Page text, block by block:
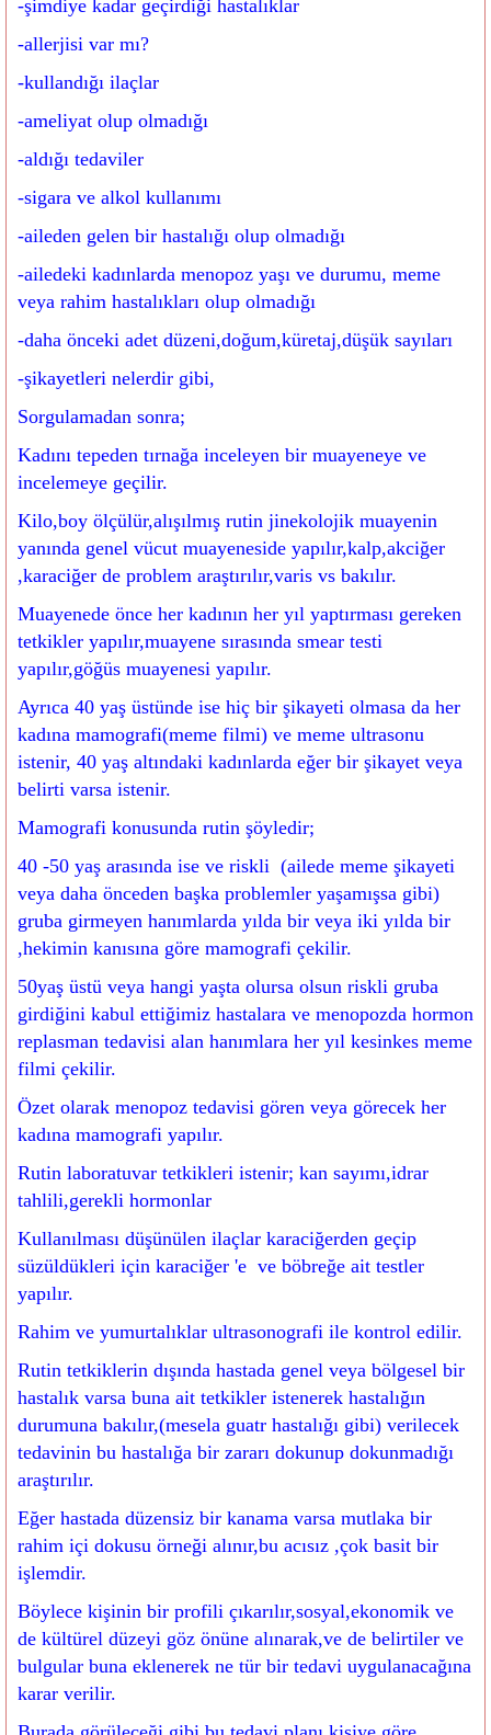
-şimdiye kadar geçirdiği hastalıklar
-allerjisi var mı?
-kullandığı ilaçlar
-ameliyat olup olmadığı
-aldığı tedaviler
-sigara ve alkol kullanımı
-aileden gelen bir hastalığı olup olmadığı
-ailedeki kadınlarda menopoz yaşı ve durumu, meme
veya rahim hastalıkları olup olmadığı
-daha önceki adet düzeni,doğum,küretaj,düşük sayıları
-şikayetleri nelerdir gibi,
Sorgulamadan sonra;
Kadını tepeden tırnağa inceleyen bir muayeneye ve
incelemeye geçilir.
Kilo,boy ölçülür,alışılmış rutin jinekolojik muayenin
yanında genel vücut muayeneside yapılır,kalp,akciğer
,karaciğer de problem araştırılır,varis vs bakılır.
Muayenede önce her kadının her yıl yaptırması gereken
tetkikler yapılır,muayene sırasında smear testi
yapılır,göğüs muayenesi yapılır.
Ayrıca 40 yaş üstünde ise hiç bir şikayeti olmasa da her
kadına mamografi(meme filmi) ve meme ultrasonu
istenir, 40 yaş altındaki kadınlarda eğer bir şikayet veya
belirti varsa istenir.
Mamografi konusunda rutin şöyledir;
40 -50 yaş arasında ise ve riskli (ailede meme şikayeti
veya daha önceden başka problemler yaşamışsa gibi)
gruba girmeyen hanımlarda yılda bir veya iki yılda bir
,hekimin kanısına göre mamografi çekilir.
50yaş üstü veya hangi yaşta olursa olsun riskli gruba
girdiğini kabul ettiğimiz hastalara ve menopozda hormon
replasman tedavisi alan hanımlara her yıl kesinkes meme
filmi çekilir.
Özet olarak menopoz tedavisi gören veya görecek her
kadına mamografi yapılır.
Rutin laboratuvar tetkikleri istenir; kan sayımı,idrar
tahlili,gerekli hormonlar
Kullanılması düşünülen ilaçlar karaciğerden geçip
süzüldükleri için karaciğer 'e ve böbreğe ait testler
yapılır.
Rahim ve yumurtalıklar ultrasonografi ile kontrol edilir.
Rutin tetkiklerin dışında hastada genel veya bölgesel bir
hastalık varsa buna ait tetkikler istenerek hastalığın
durumuna bakılır,(mesela guatr hastalığı gibi) verilecek
tedavinin bu hastalığa bir zararı dokunup dokunmadığı
araştırılır.
Eğer hastada düzensiz bir kanama varsa mutlaka bir
rahim içi dokusu örneği alınır,bu acısız ,çok basit bir
işlemdir.
Böylece kişinin bir profili çıkarılır,sosyal,ekonomik ve
de kültürel düzeyi göz önüne alınarak,ve de belirtiler ve
bulgular buna eklenerek ne tür bir tedavi uygulanacağına
karar verilir.